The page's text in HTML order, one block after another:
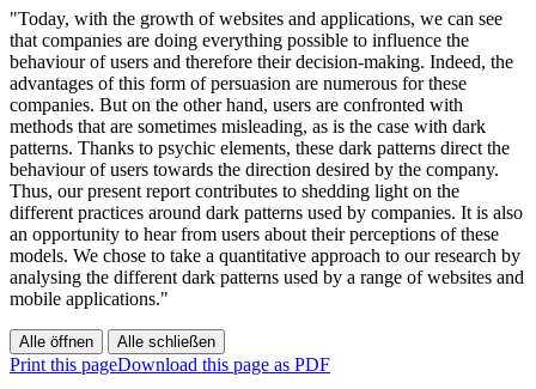
"Today, with the growth of websites and applications, we can see
that companies are doing everything possible to influence the
behaviour of users and therefore their decision-making. Indeed, the
advantages of this form of persuasion are numerous for these
companies. But on the other hand, users are confronted with
methods that are sometimes misleading, as is the case with dark
patterns. Thanks to psychic elements, these dark patterns direct the
behaviour of users towards the direction desired by the company.
Thus, our present report contributes to shedding light on the
different practices around dark patterns used by companies. It is also
an opportunity to hear from users about their perceptions of these
models. We chose to take a quantitative approach to our research by
analysing the different dark patterns used by a range of websites and
mobile applications."
Alle öffnen Alle schließen
Print this pageDownload this page as PDF